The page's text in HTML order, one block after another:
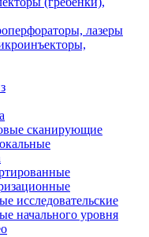
лазеры
сканирующие
исследовательские
начального уровня